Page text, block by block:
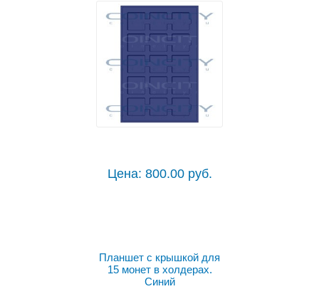
Цена: 800.00 руб.
Планшет с крышкой для
15 монет в холдерах.
Синий